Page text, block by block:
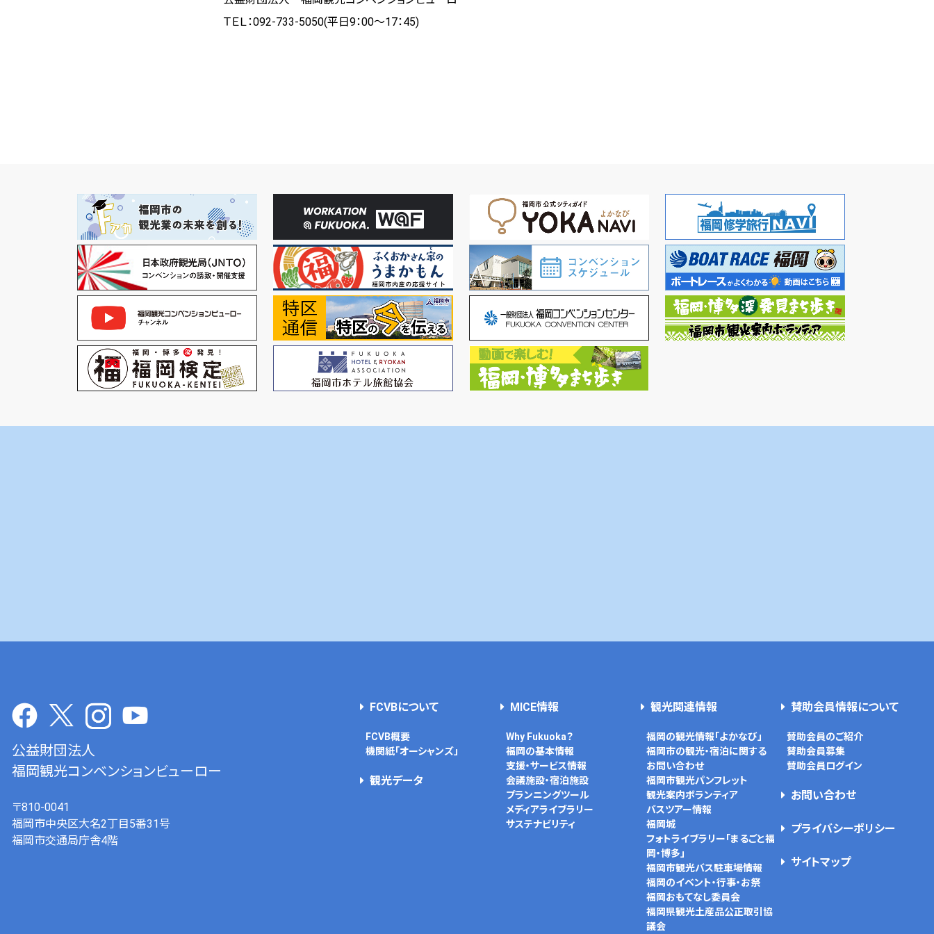
ＴＥＬ：092-733-5050(平日9：00～17：45)
公益財団法人
福岡観光コンベンションビューロー
〒810-0041
福岡市中央区大名2丁目5番31号
福岡市交通局庁舎4階
FCVBについて
FCVB概要
機関紙「オーシャンズ」
観光データ
MICE情報
Why Fukuoka？
福岡の基本情報
支援・サービス情報
会議施設・宿泊施設
プランニングツール
メディアライブラリー
サステナビリティ
観光関連情報
福岡の観光情報「よかなび」
福岡市の観光・宿泊に関する
お問い合わせ
福岡市観光パンフレット
観光案内ボランティア
バスツアー情報
福岡城
フォトライブラリー「まるごと福
岡・博多」
福岡市観光バス駐車場情報
福岡のイベント・行事・お祭
福岡おもてなし委員会
福岡県観光土産品公正取引協
議会
賛助会員情報について
賛助会員のご紹介
賛助会員募集
賛助会員ログイン
お問い合わせ
プライバシーポリシー
サイトマップ